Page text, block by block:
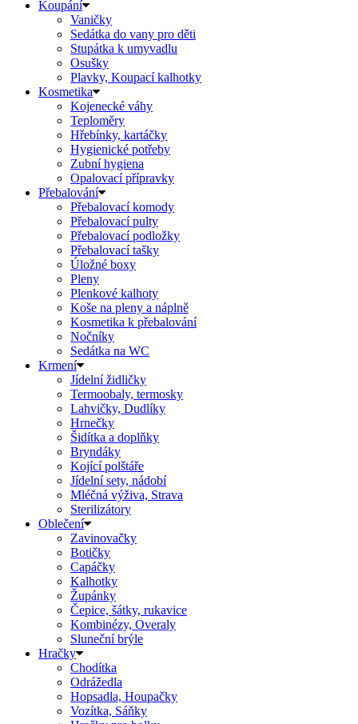
Koupání
Vaničky
Sedátka do vany pro děti
Stupátka k umyvadlu
Osušky
Plavky, Koupací kalhotky
Kosmetika
Kojenecké váhy
Teploměry
Hřebínky, kartáčky
Hygienické potřeby
Zubní hygiena
Opalovací přípravky
Přebalování
Přebalovací komody
Přebalovací pulty
Přebalovací podložky
Přebalovací tašky
Úložné boxy
Pleny
Plenkové kalhoty
Koše na pleny a náplně
Kosmetika k přebalování
Nočníky
Sedátka na WC
Krmení
Jídelní židličky
Termoobaly, termosky
Lahvičky, Dudlíky
Hrnečky
Šidítka a doplňky
Bryndáky
Kojící polštáře
Jídelní sety, nádobí
Mléčná výživa, Strava
Sterilizátory
Oblečení
Zavinovačky
Botičky
Capáčky
Kalhotky
Župánky
Čepice, šátky, rukavice
Kombinézy, Overaly
Sluneční brýle
Hračky
Chodítka
Odrážedla
Hopsadla, Houpačky
Vozítka, Sáňky